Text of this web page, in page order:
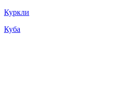
Куркли
Куба